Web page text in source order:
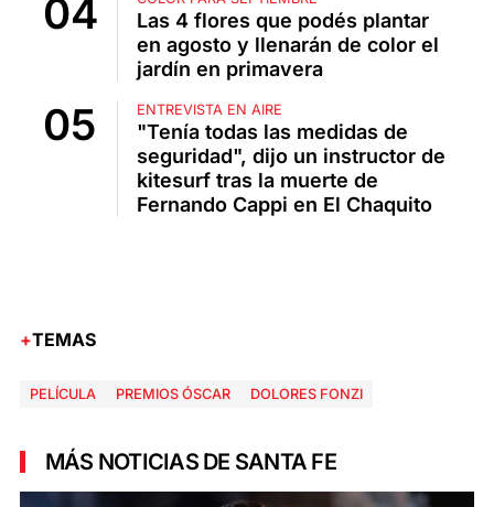
Las 4 flores que podés plantar
en agosto y llenarán de color el
jardín en primavera
ENTREVISTA EN AIRE
"Tenía todas las medidas de
seguridad", dijo un instructor de
kitesurf tras la muerte de
Fernando Cappi en El Chaquito
TEMAS
PELÍCULA PREMIOS ÓSCAR DOLORES FONZI
MÁS NOTICIAS DE SANTA FE